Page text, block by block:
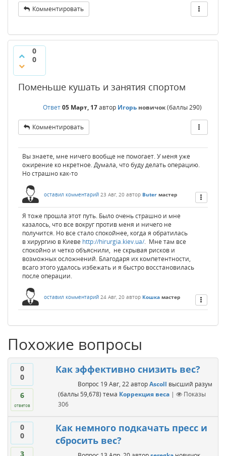
Комментировать
0
0
Поменьше кушать и занятия спортом
Ответ05 Март, 17автор Игорь новичок(баллы290)
Комментировать
Вы знаете, мне ничего вообще не помогает. У меня уже
ожирение ко нкретное. Думала, что буду делать операцию.
Но страшно как-то
оставил комментарий 23 Авг, 20 автор Buter мастер
Я тоже прошла этот путь. Было очень страшно и мне
казалось, что все вокруг против меня и ничего не
получится. Но все стало спокойнее, когда я обратилась
в хирургию в Киеве http://hirurgia.kiev.ua/. Мне там все
спокойно и четко объяснили, не скрывая рисков и
возможных осложнений. Благодаря их компетентности,
всаго этого удалось избежать и я быстро восстановилась
после операции.
оставил комментарий 24 Авг, 20 автор Кошка мастер
Похожие вопросы
0
0
6
ответов
Как эффективно снизить вес?
Вопрос 19 Авг, 22 авторAscoll высший разум
(баллы59,678) тема Коррекция веса |
Показы
306
0
0
3
Как немного подкачать пресс и
сбросить вес?